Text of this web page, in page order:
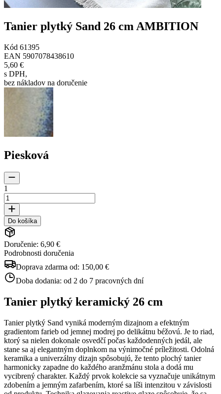
Tanier plytký Sand 26 cm AMBITION
Kód 61395
EAN 5907078438610
5,60 €
s DPH,
bez nákladov na doručenie
Piesková
1
Do košíka
Doručenie: 6,90 €
Podrobnosti doručenia
Doprava zdarma od: 150,00 €
Doba dodania: od 2 do 7 pracovných dní
Tanier plytký keramický 26 cm
Tanier plytký Sand vyniká moderným dizajnom a efektným
gradientom farieb od jemnej modrej po delikátnu béžovú. Je to riad,
ktorý sa nielen dokonale osvedčí počas každodenných jedál, ale
stane sa aj elegantným doplnkom na výnimočné príležitosti. Odolná
keramika a univerzálny dizajn spôsobujú, že tento plochý tanier
harmonicky zapadne do každého aranžmánu stola a dodá mu
vycibrený charakter. Každý prvok kolekcie sa vyznačuje unikátnym
zdobením a jemným zafarbením, ktoré sa líši intenzitou v závislosti